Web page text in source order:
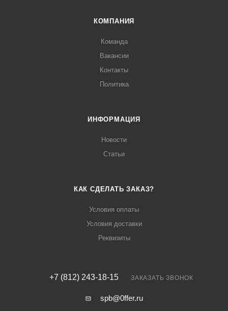
КОМПАНИЯ
Команда
Вакансии
Контакты
Политика
ИНФОРМАЦИЯ
Новости
Статьи
КАК СДЕЛАТЬ ЗАКАЗ?
Условия оплаты
Условия доставки
Реквизиты
+7 (812) 243-18-15 ЗАКАЗАТЬ ЗВОНОК
spb@0ffer.ru